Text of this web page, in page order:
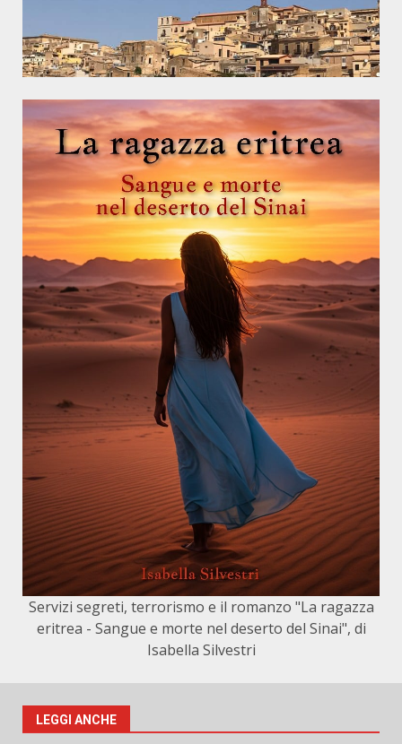
Servizi segreti, terrorismo e il romanzo "La ragazza
eritrea - Sangue e morte nel deserto del Sinai", di
Isabella Silvestri
LEGGI ANCHE